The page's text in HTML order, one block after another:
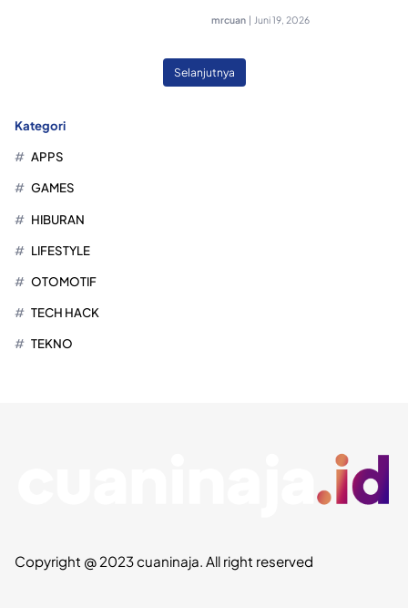
mrcuan | Juni 19, 2026
Selanjutnya
Kategori
APPS
GAMES
HIBURAN
LIFESTYLE
OTOMOTIF
TECH HACK
TEKNO
Copyright @ 2023 cuaninaja. All right reserved